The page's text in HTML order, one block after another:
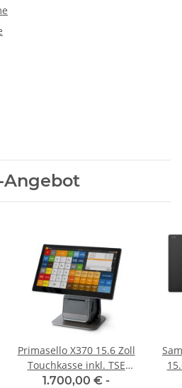
Angebot
Primasello X370 15.6 Zoll
Touchkasse inkl. TSE
und Einrichtung
1.700,00 € -
15.6